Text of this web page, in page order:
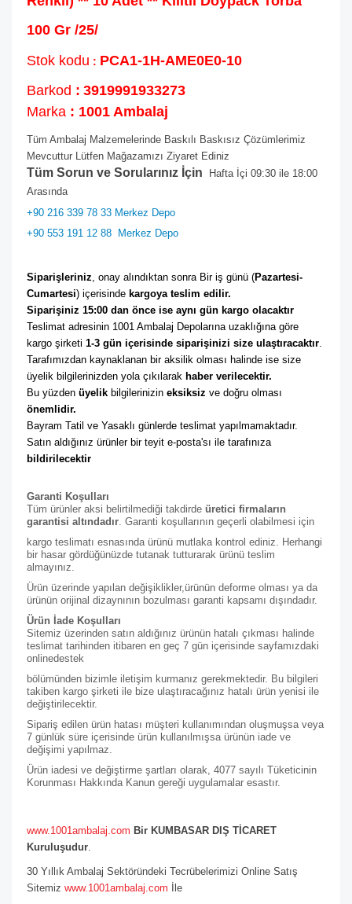
100 Gr /25/
Stok kodu : PCA1-1H-AME0E0-10
Barkod : 3919991933273
Marka : 1001 Ambalaj
Tüm Ambalaj Malzemelerinde Baskılı Baskısız Çözümlerimiz
Mevcuttur Lütfen Mağazamızı Ziyaret Ediniz
Tüm Sorun ve Sorularınız İçin Hafta İçi 09:30 ile 18:00
Arasında
+90 216 339 78 33 Merkez Depo
+90 553 191 12 88 Merkez Depo
Siparişleriniz, onay alındıktan sonra Bir iş günü (Pazartesi-
Cumartesi) içerisinde kargoya teslim edilir.
Siparişiniz 15:00 dan önce ise aynı gün kargo olacaktır
Teslimat adresinin 1001 Ambalaj Depolarına uzaklığına göre
kargo şirketi 1-3 gün içerisinde siparişinizi size ulaştıracaktır.
Tarafımızdan kaynaklanan bir aksilik olması halinde ise size
üyelik bilgilerinizden yola çıkılarak haber verilecektir.
Bu yüzden üyelik bilgilerinizin eksiksiz
önemlidir.
Bayram Tatil ve Yasaklı günlerde teslimat yapılmamaktadır.
Satın aldığınız ürünler bir teyit e-posta'sı ile tarafınıza
bildirilecektir
Garanti Koşulları
Tüm ürünler aksi belirtilmediği takdirde üretici firmaların
garantisi altındadır. Garanti koşullarının geçerli olabilmesi için
kargo teslimatı esnasında ürünü mutlaka kontrol ediniz. Herhangi
bir hasar gördüğünüzde tutanak tutturarak ürünü teslim
almayınız.
Ürün üzerinde yapılan değişiklikler,ürünün deforme olması ya da
ürünün orijinal dizaynının bozulması garanti kapsamı dışındadır.
Ürün İade Koşulları
Sitemiz üzerinden satın aldığınız ürünün hatalı çıkması halinde
teslimat tarihinden itibaren en geç 7 gün içerisinde sayfamızdaki
onlinedestek
bölümünden bizimle iletişim kurmanız gerekmektedir. Bu bilgileri
takiben kargo şirketi ile bize ulaştıracağınız hatalı ürün yenisi ile
değiştirilecektir.
Sipariş edilen ürün hatası müşteri kullanımından oluşmuşsa veya
7 günlük süre içerisinde ürün kullanılmışsa ürünün iade ve
değişimi yapılmaz.
Ürün iadesi ve değiştirme şartları olarak, 4077 sayılı Tüketicinin
Korunması Hakkında Kanun gereği uygulamalar esastır.
www.1001ambalaj.com Bir KUMBASAR DIŞ TİCARET
Kuruluşudur.
30 Yıllık Ambalaj Sektöründeki Tecrübelerimizi Online Satış
Sitemiz www.1001ambalaj.com İle